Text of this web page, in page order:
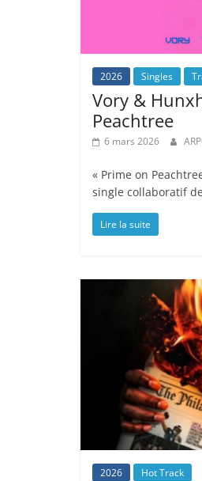
2026 Singles
Vory &
Peachtree
6 mars 2026
« Prime on
single collaboratif
Lire la suite
2026 Hot Track